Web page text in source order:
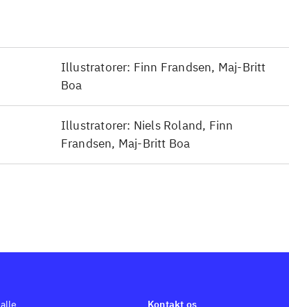
Illustratorer: Finn Frandsen, Maj-Britt
Boa
Illustratorer: Niels Roland, Finn
Frandsen, Maj-Britt Boa
Kontakt os